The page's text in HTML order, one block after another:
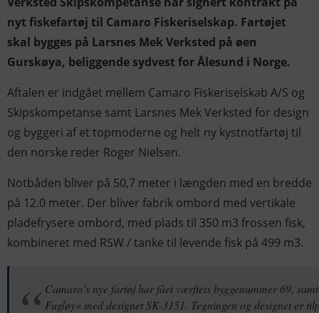
nyt fiskefartøj til Camaro Fiskeriselskap. Fartøjet
skal bygges på Larsnes Mek Verksted på øen
Gurskøya, beliggende sydvest for Ålesund i Norge.
Aftalen er indgået mellem Camaro Fiskeriselskab A/S og
Skipskompetanse samt Larsnes Mek Verksted for design
og byggeri af et topmoderne og helt ny kystnotfartøj til
den norske reder Roger Nielsen.
Notbåden bliver på 50,7 meter i længden med en bredde
på 12.0 meter. Der bliver fabrik ombord med vertikale
pladefrysere ombord, med plads til 350 m3 frossen fisk,
kombineret med RSW / tanke til levende fisk på 499 m3.
Camaro’s nye fartøj har fået værftets byggenummer 69,
Fugløy« med designet SK-3151. Tegningen og designet er